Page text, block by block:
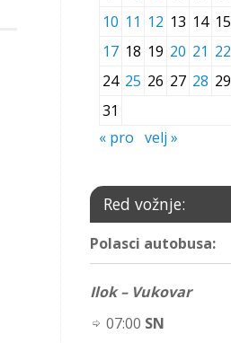
10 11 12 13 14 15
17 18 19 20 21 22
24 25 26 27 28 29
31
« pro velj »
Red vožnje:
Polasci autobusa:
Ilok – Vukovar
07:00 SN